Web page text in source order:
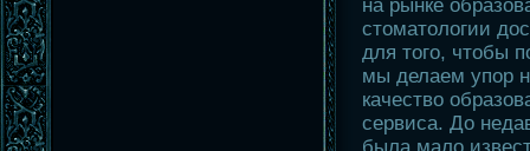
на рынке
стоматологии
для того, чтобы
мы делаем упор
качество
сервиса. До